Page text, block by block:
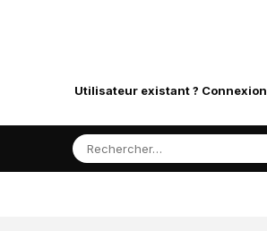
Utilisateur existant ? Connexion